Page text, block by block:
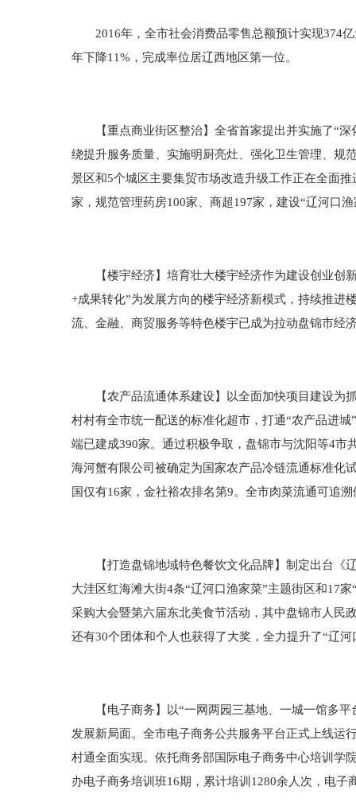
2016年，全市社会消费品零售总额预计实现374亿
年下降11%，完成率位居辽西地区第一位。
【重点商业街区整治】全省首家提出并实施了“深
绕提升服务质量、实施明厨亮灶、强化卫生管理、规
景区和5个城区主要集贸市场改造升级工作正在全面
家，规范管理药房100家、商超197家，建设“辽河口
【楼宇经济】培育壮大楼宇经济作为建设创业创新
+成果转化”为发展方向的楼宇经济新模式，持续推进
流、金融、商贸服务等特色楼宇已成为拉动盘锦市经
【农产品流通体系建设】以全面加快项目建设为抓
村村有全市统一配送的标准化超市，打通“农产品进
端已建成390家。通过积极争取，盘锦市与沈阳等4
海河蟹有限公司被确定为国家农产品冷链流通标准化
国仅有16家，金社裕农排名第9。全市肉菜流通可追
【打造盘锦地域特色餐饮文化品牌】制定出台《辽
大洼区红海滩大街4条“辽河口渔家菜”主题街区和17
采购大会暨第六届东北美食节活动，其中盘锦市人民
还有30个团体和个人也获得了大奖，全力提升了“辽
【电子商务】以“一网两园三基地、一城一馆多平
发展新局面。全市电子商务公共服务平台正式上线运
村通全面实现。依托商务部国际电子商务中心培训学
办电子商务培训班16期，累计培训1280余人次，电子